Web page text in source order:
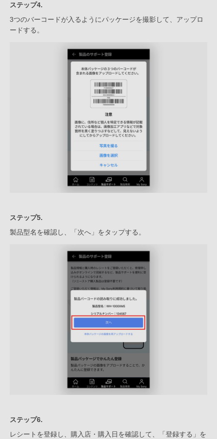
ステップ4.
3つのバーコードが入るようにパッケージを撮影して、アップロ
ードする。
ステップ5.
製品型名を確認し、「次へ」をタップする。
ステップ6.
レシートを登録し、購入店・購入日を確認して、「登録する」を